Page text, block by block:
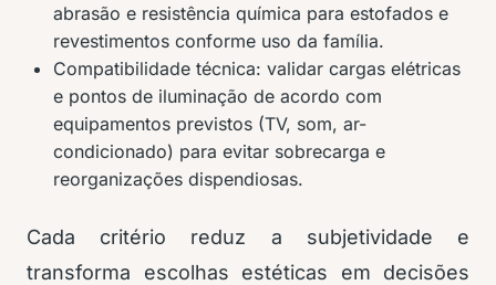
abrasão e resistência química para estofados e
revestimentos conforme uso da família.
Compatibilidade técnica: validar cargas elétricas
e pontos de iluminação de acordo com
equipamentos previstos (TV, som, ar-
condicionado) para evitar sobrecarga e
reorganizações dispendiosas.
Cada critério reduz a subjetividade e
transforma escolhas estéticas em decisões